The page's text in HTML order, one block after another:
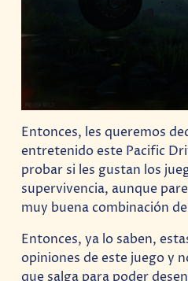
Entonces, les queremos
entretenido este Pacific
probar si les gustan los
supervivencia, aunque
muy buena combinación
Entonces, ya lo saben,
opiniones de este juego y
que salga para poder